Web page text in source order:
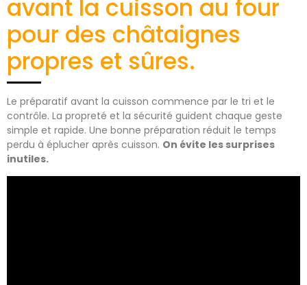
avant la cuisson au four
pour des châtaignes
propres et sûres.
Le préparatif avant la cuisson commence par le tri et le
contrôle. La propreté et la sécurité guident chaque geste
simple et rapide. Une bonne préparation réduit le temps
perdu à éplucher après cuisson. On évite les surprises
inutiles.